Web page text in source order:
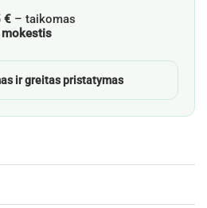
€ – taikomas
ir greitas pristatymas